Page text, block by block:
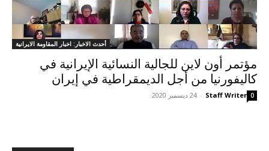
أحدث الاخبار: اخبار المقاومة الايرانية
مؤتمر أون لاين للجالية النسائية الإيرانية في
كاليفورنيا من أجل الديمقراطية في إيران
Staff Writer
- 24 ديسمبر 2020 0